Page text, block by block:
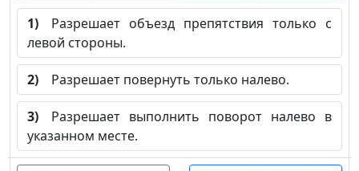
1) Разрешает объезд препятствия только с
левой стороны.
2) Разрешает повернуть только налево.
3) Разрешает выполнить поворот налево в
указанном месте.